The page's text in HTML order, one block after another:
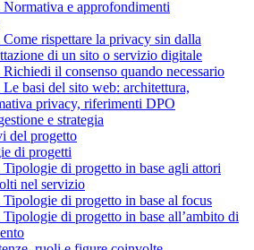
Normativa e approfondimenti
Come rispettare la privacy sin dalla
di un sito o servizio digitale
Richiedi il consenso quando necessario
Le basi del sito web: architettura,
privacy, riferimenti DPO
e strategia
del progetto
di progetti
Tipologie di progetto in base agli attori
nel servizio
Tipologie di progetto in base al focus
Tipologie di progetto in base all’ambito di